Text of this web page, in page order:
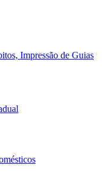
Impressão de Guias